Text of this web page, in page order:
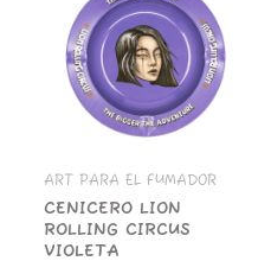
ART PARA EL FUMADOR
CENICERO LION
ROLLING CIRCUS
VIOLETA
ROLLING
CIRCUS
VIOLETA
cantidad